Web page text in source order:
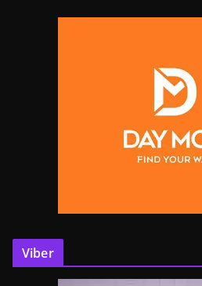
Viber